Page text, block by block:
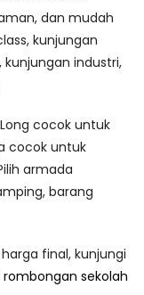
dan mudah
kunjungan
kunjungan industri,
cocok untuk
cocok untuk
armada
barang
final, kunjungi
sekolah